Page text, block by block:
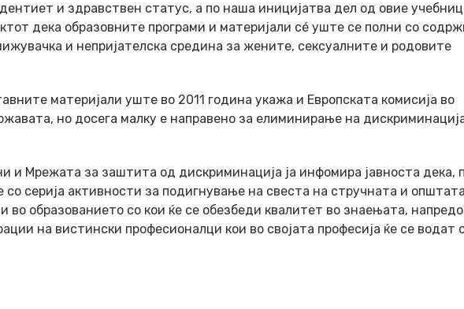
и здравствен статус, а по наша иницијатва дел од овие
дека образовните програми и материјали сé уште се полни со
и непријателска средина за жените, сексуалните и родовите
материјали уште во 2011 година укажа и Европската комисија во
но досега малку е направено за елиминирање на
и Мрежата за заштита од дискриминација ја инфомира јавноста дека,
со серија активности за подигнување на свеста на стручната и општата
во образованието со кои ќе се обезбеди квалитет во знаењата,
на вистински професионалци кои во својата професија ќе се водат